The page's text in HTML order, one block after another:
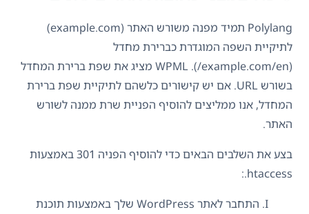
Polylang תמיד מפנה משורש האתר (example.com)
לתיקיית השפה המוגדרת כברירת מחדל
(example.com/en/). WPML מציג את שפת ברירת המחדל
בשורש URL. אם יש קישורים כלשהם לתיקיית שפת ברירת
המחדל, אנו ממליצים להוסיף הפניית שרת ממנה לשורש
האתר.
בצע את השלבים הבאים כדי להוסיף הפניה 301 באמצעות
‎.htaccess:
התחבר לאתר WordPress שלך באמצעות תוכנת